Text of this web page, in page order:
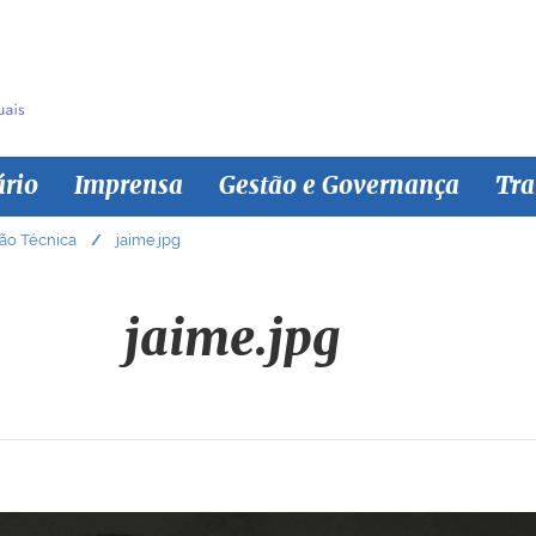
Imprensa Gestão e Governança
Técnica jaime.jpg
jaime.jpg